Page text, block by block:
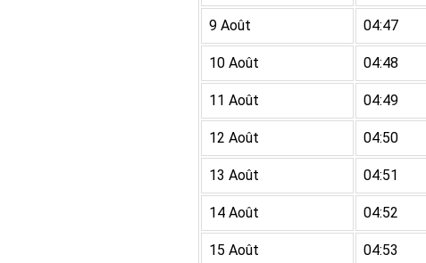
9 Août 04:47
10 Août 04:48
11 Août 04:49
12 Août 04:50
13 Août 04:51
14 Août 04:52
15 Août 04:53